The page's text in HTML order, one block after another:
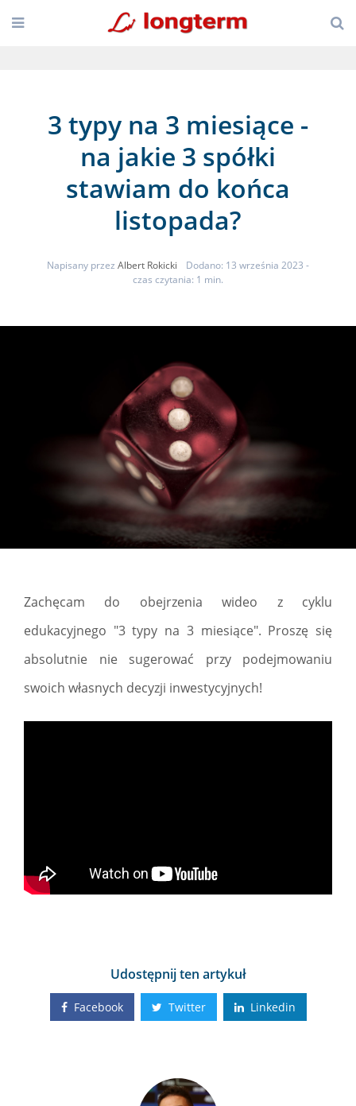
3 typy na 3 miesiące -
na jakie 3 spółki
stawiam do końca
listopada?
Napisany przez Albert Rokicki Dodano: 13 września 2023 -
czas czytania: 1 min.
Zachęcam do obejrzenia wideo z cyklu
edukacyjnego "3 typy na 3 miesiące". Proszę się
absolutnie nie sugerować przy podejmowaniu
swoich własnych decyzji inwestycyjnych!
Udostępnij ten artykuł
Facebook Twitter Linkedin